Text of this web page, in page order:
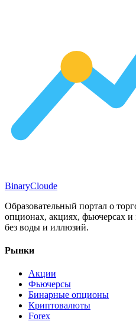
BinaryCloude
Образовательный портал о
опционах, акциях, фьючерсах
без воды и иллюзий.
Рынки
Акции
Фьючерсы
Бинарные опционы
Криптовалюты
Forex